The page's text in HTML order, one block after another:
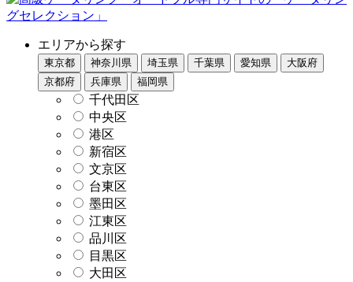
エリアから探す
東京都 神奈川県 埼玉県 千葉県 愛知県
大阪府
京都府
兵庫県 福岡県
千代田区
中央区
港区
新宿区
文京区
台東区
墨田区
江東区
品川区
目黒区
大田区